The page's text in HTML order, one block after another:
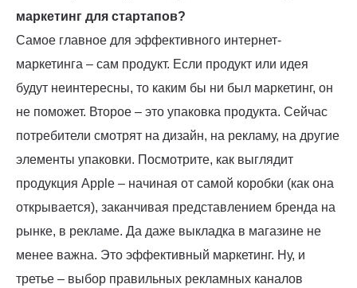
маркетинг для стартапов?
Самое главное для эффективного интернет-
маркетинга – сам продукт. Если продукт или идея
будут неинтересны, то каким бы ни был маркетинг, он
не поможет. Второе – это упаковка продукта. Сейчас
потребители смотрят на дизайн, на рекламу, на другие
элементы упаковки. Посмотрите, как выглядит
продукция Apple – начиная от самой коробки (как она
открывается), заканчивая представлением бренда на
рынке, в рекламе. Да даже выкладка в магазине не
менее важна. Это эффективный маркетинг. Ну, и
третье – выбор правильных рекламных каналов